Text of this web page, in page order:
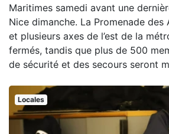
Maritimes samedi avant une
Nice dimanche. La Promenade des
et plusieurs axes de l’est de la
fermés, tandis que plus de 500
de sécurité et des secours seront
Locales